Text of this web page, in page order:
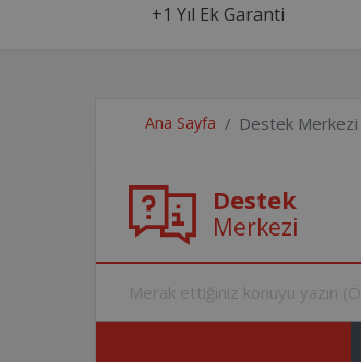
+1 Yıl Ek Garanti
Ana Sayfa Destek Merkezi
Destek
Merkezi